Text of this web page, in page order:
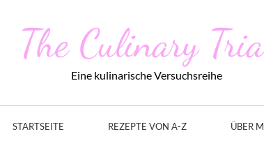
The Culinary
Eine kulinarische Versuchsreihe
STARTSEITE REZEPTE VON A-Z ÜBER